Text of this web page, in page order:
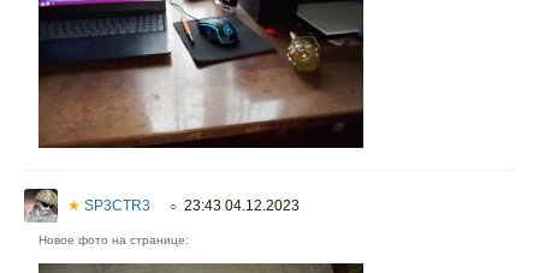
★ SP3CTR3 ○ 23:43 04.12.2023
Новое фото на странице: